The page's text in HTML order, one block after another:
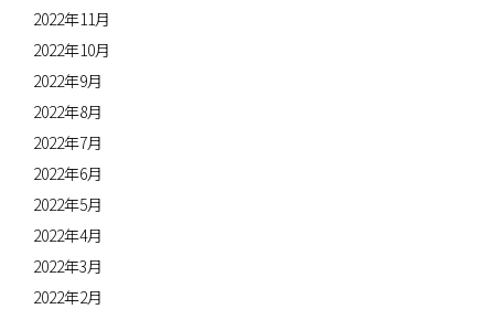
2022年11月
2022年10月
2022年9月
2022年8月
2022年7月
2022年6月
2022年5月
2022年4月
2022年3月
2022年2月